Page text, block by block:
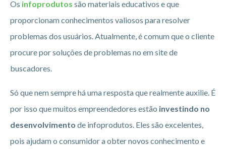
Os infoprodutos são materiais educativos e que
proporcionam conhecimentos valiosos para resolver
problemas dos usuários. Atualmente, é comum que o cliente
procure por soluções de problemas no em site de
buscadores.
Só que nem sempre há uma resposta que realmente auxilie. É
por isso que muitos empreendedores estão investindo no
desenvolvimento de infoprodutos. Eles são excelentes,
pois ajudam o consumidor a obter novos conhecimento e